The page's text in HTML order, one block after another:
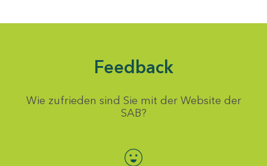
Feedback
Wie zufrieden sind Sie mit der Website der
SAB?
Bewertung auswählen